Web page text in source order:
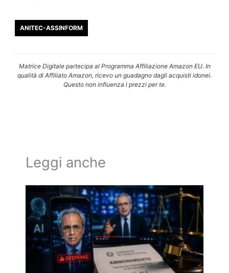
ANITEC-ASSINFORM
Matrice Digitale partecipa al Programma Affiliazione Amazon EU. In
qualità di Affiliato Amazon, ricevo un guadagno dagli acquisti idonei.
Questo non influenza i prezzi per te.
Leggi anche